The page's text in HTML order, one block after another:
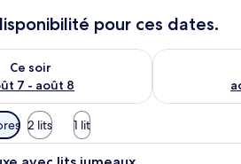
pour ces dates.
Ce soir
7 - août 8
pour ce soir août 7 - août 8
Vérifier la
2 lits 1 lit
Une chambre d’hôtel avec